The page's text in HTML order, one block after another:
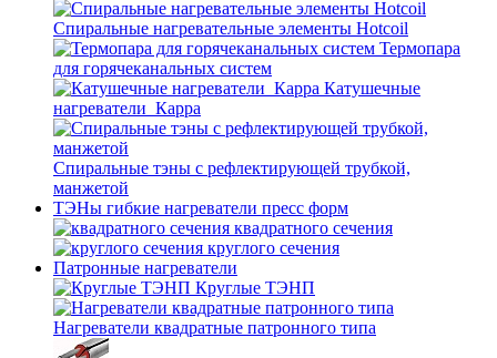
Спиральные нагревательные элементы Hotcoil
Термопара
для горячеканальных систем
Катушечные
нагреватели_Карра
Спиральные тэны с рефлектирующей трубкой,
манжетой
ТЭНы гибкие нагреватели пресс форм
квадратного сечения
круглого сечения
Патронные нагреватели
Круглые ТЭНП
Нагреватели квадратные патронного типа